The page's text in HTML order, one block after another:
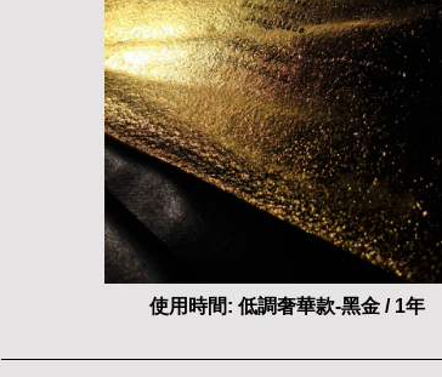
使用時間: 低調奢華款-黑金 / 1年